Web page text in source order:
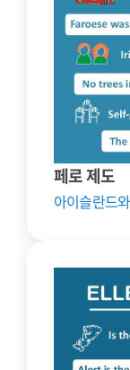
페로 제도
아이슬란드